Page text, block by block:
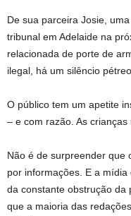
De sua parceira Josie,
tribunal em Adelaide na
relacionada de porte de
ilegal, há um silêncio pétreo.
O público tem um apetite
– e com razão. As
Não é de surpreender que
por informações. E a
da constante obstrução da
que a maioria das